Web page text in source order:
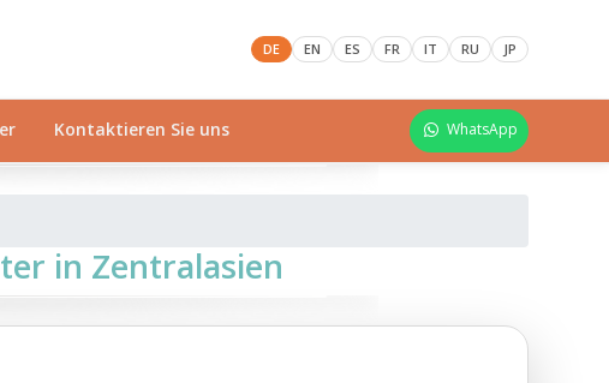
DE EN ES FR IT RU JP
Kontaktieren Sie uns WhatsApp
in Zentralasien